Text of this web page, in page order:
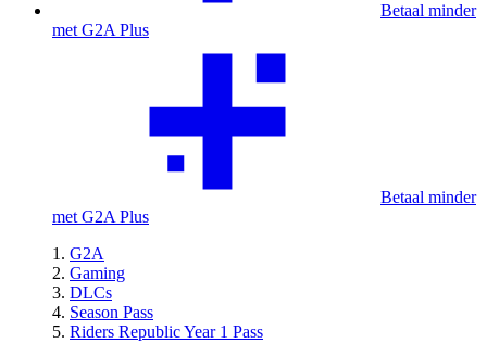
Betaal minder
met G2A Plus
Betaal minder
met G2A Plus
G2A
Gaming
DLCs
Season Pass
Riders Republic Year 1 Pass